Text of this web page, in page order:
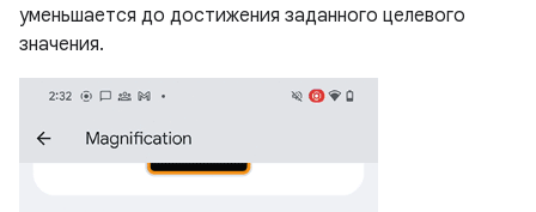
уменьшается до достижения заданного целевого
значения.